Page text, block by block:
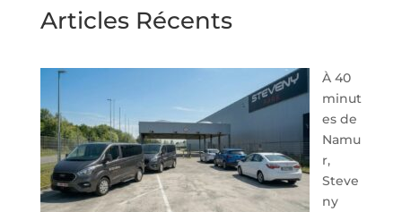
Articles Récents
À 40
minut
es de
Namu
r,
Steve
ny